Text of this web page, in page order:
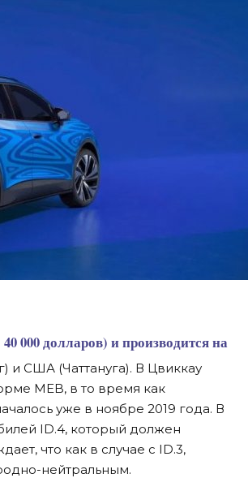
000 долларов) и производится на
и США (Чаттануга). В Цвиккау
MEB, в то время как
уже в ноябре 2019 года. В
ID.4, который должен
что как в случае с ID.3,
нейтральным.